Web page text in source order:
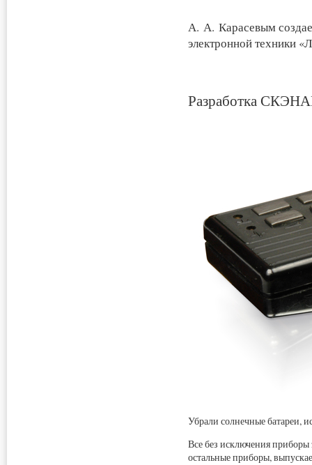
А. А. Карасевым
электронной техники
Разработка
Убрали солнечные батареи,
Все без исключения
остальные приборы,